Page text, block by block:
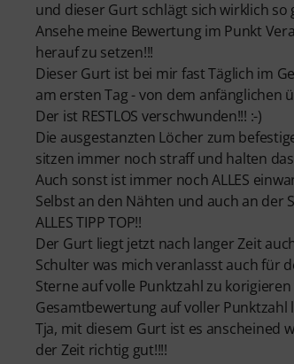
und dieser Gurt schlägt sich wirklich so
Ansehe meine Bewertung im Punkt
herauf zu setzen!!!
Dieser Gurt ist bei mir fast Täglich im
am ersten Tag - von dem anfänglichen
Der ist RESTLOS verschwunden!!! :-)
Die ausgestanzten Löcher zum
sitzen immer noch straff und halten
Auch sonst ist immer noch ALLES
Selbst an den Nähten und auch an der
ALLES TIPP TOP!!
Der Gurt liegt jetzt nach langer Zeit
Schulter was mich veranlasst auch für
Sterne auf volle Punktzahl zu
Gesamtbewertung auf voller Punktzahl
Tja, mit diesem Gurt ist es anscheined
der Zeit richtig gut!!!!